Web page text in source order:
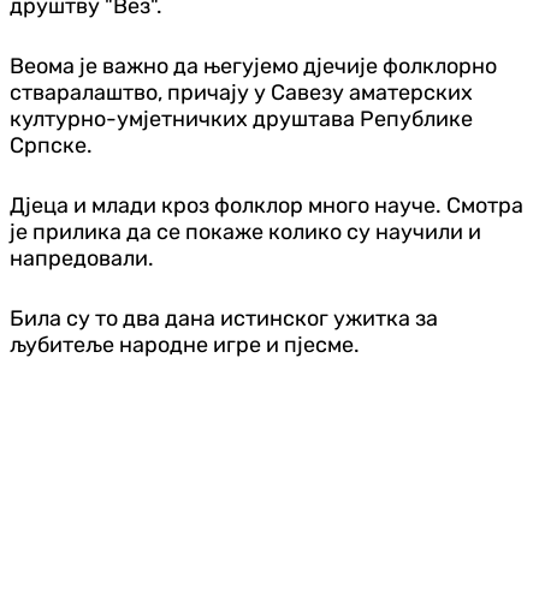
друштву "Вез".
Веома је важно да његујемо дјечије фолклорно
стваралаштво, причају у Савезу аматерских
културно-умјетничких друштава Републике
Српске.
Дјеца и млади кроз фолклор много науче. Смотра
је прилика да се покаже колико су научили и
напредовали.
Била су то два дана истинског ужитка за
љубитеље народне игре и пјесме.